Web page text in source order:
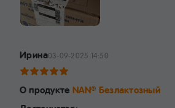
Ирина03-09-2025 14:50
О продукте NAN® Безлактозный